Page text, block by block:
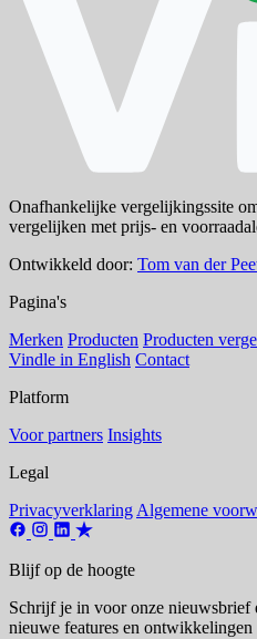
Onafhankelijke vergelijkingssite
vergelijken met prijs- en
Ontwikkeld door: Tom van der
Pagina's
Merken Producten Producten
Vindle in English Contact
Platform
Voor partners Insights
Legal
Privacyverklaring Algemene
Blijf op de hoogte
Schrijf je in voor onze nieuwsbrief
nieuwe features en ontwikkelingen